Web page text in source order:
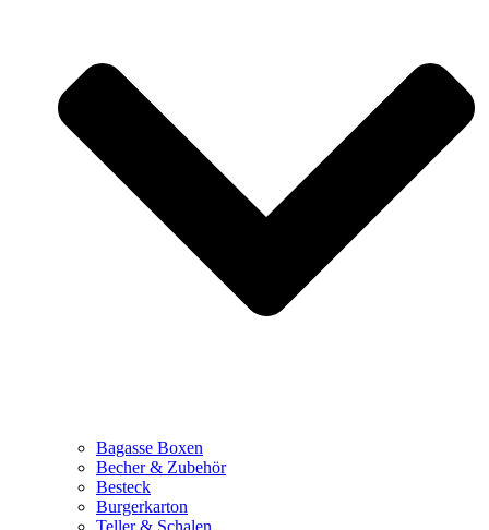
Bagasse Boxen
Becher & Zubehör
Besteck
Burgerkarton